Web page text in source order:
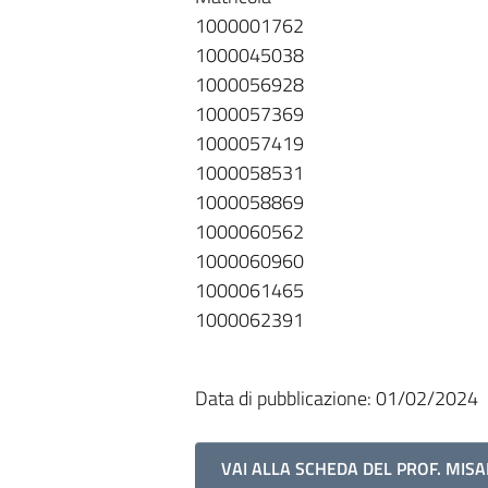
1000001762
1000045038
1000056928
1000057369
1000057419
1000058531
1000058869
1000060562
1000060960
1000061465
1000062391
Data di pubblicazione: 01/02/2024
VAI ALLA SCHEDA DEL PROF.